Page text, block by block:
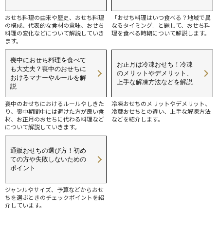
おせち料理の由来や歴史、おせち料理
の構成、代表的な食材の意味、おせち
料理の変化などについて解説していき
ます。
「おせち料理はいつ食べる？地域で異
なるタイミング」と題して、おせち料
理を食べる時期について解説します。
喪中におせち料理を食べて
も大丈夫？喪中のおせちに
おけるマナーやルールを解
説
喪中のおせちにおけるルールやしきた
り、喪中期間中には避けた方が良い食
材、お正月のおせちに代わる料理など
について解説していきます。
お正月は冷凍おせち！冷凍
のメリットやデメリット、
上手な解凍方法などを解説
冷凍おせちのメリットやデメリット、
冷蔵おせちとの違い、上手な解凍方法
などを紹介します。
通販おせちの選び方！初め
ての方や失敗しないための
ポイント
ジャンルやサイズ、予算などからおせ
ちを選ぶときのチェックポイントを紹
介しています。